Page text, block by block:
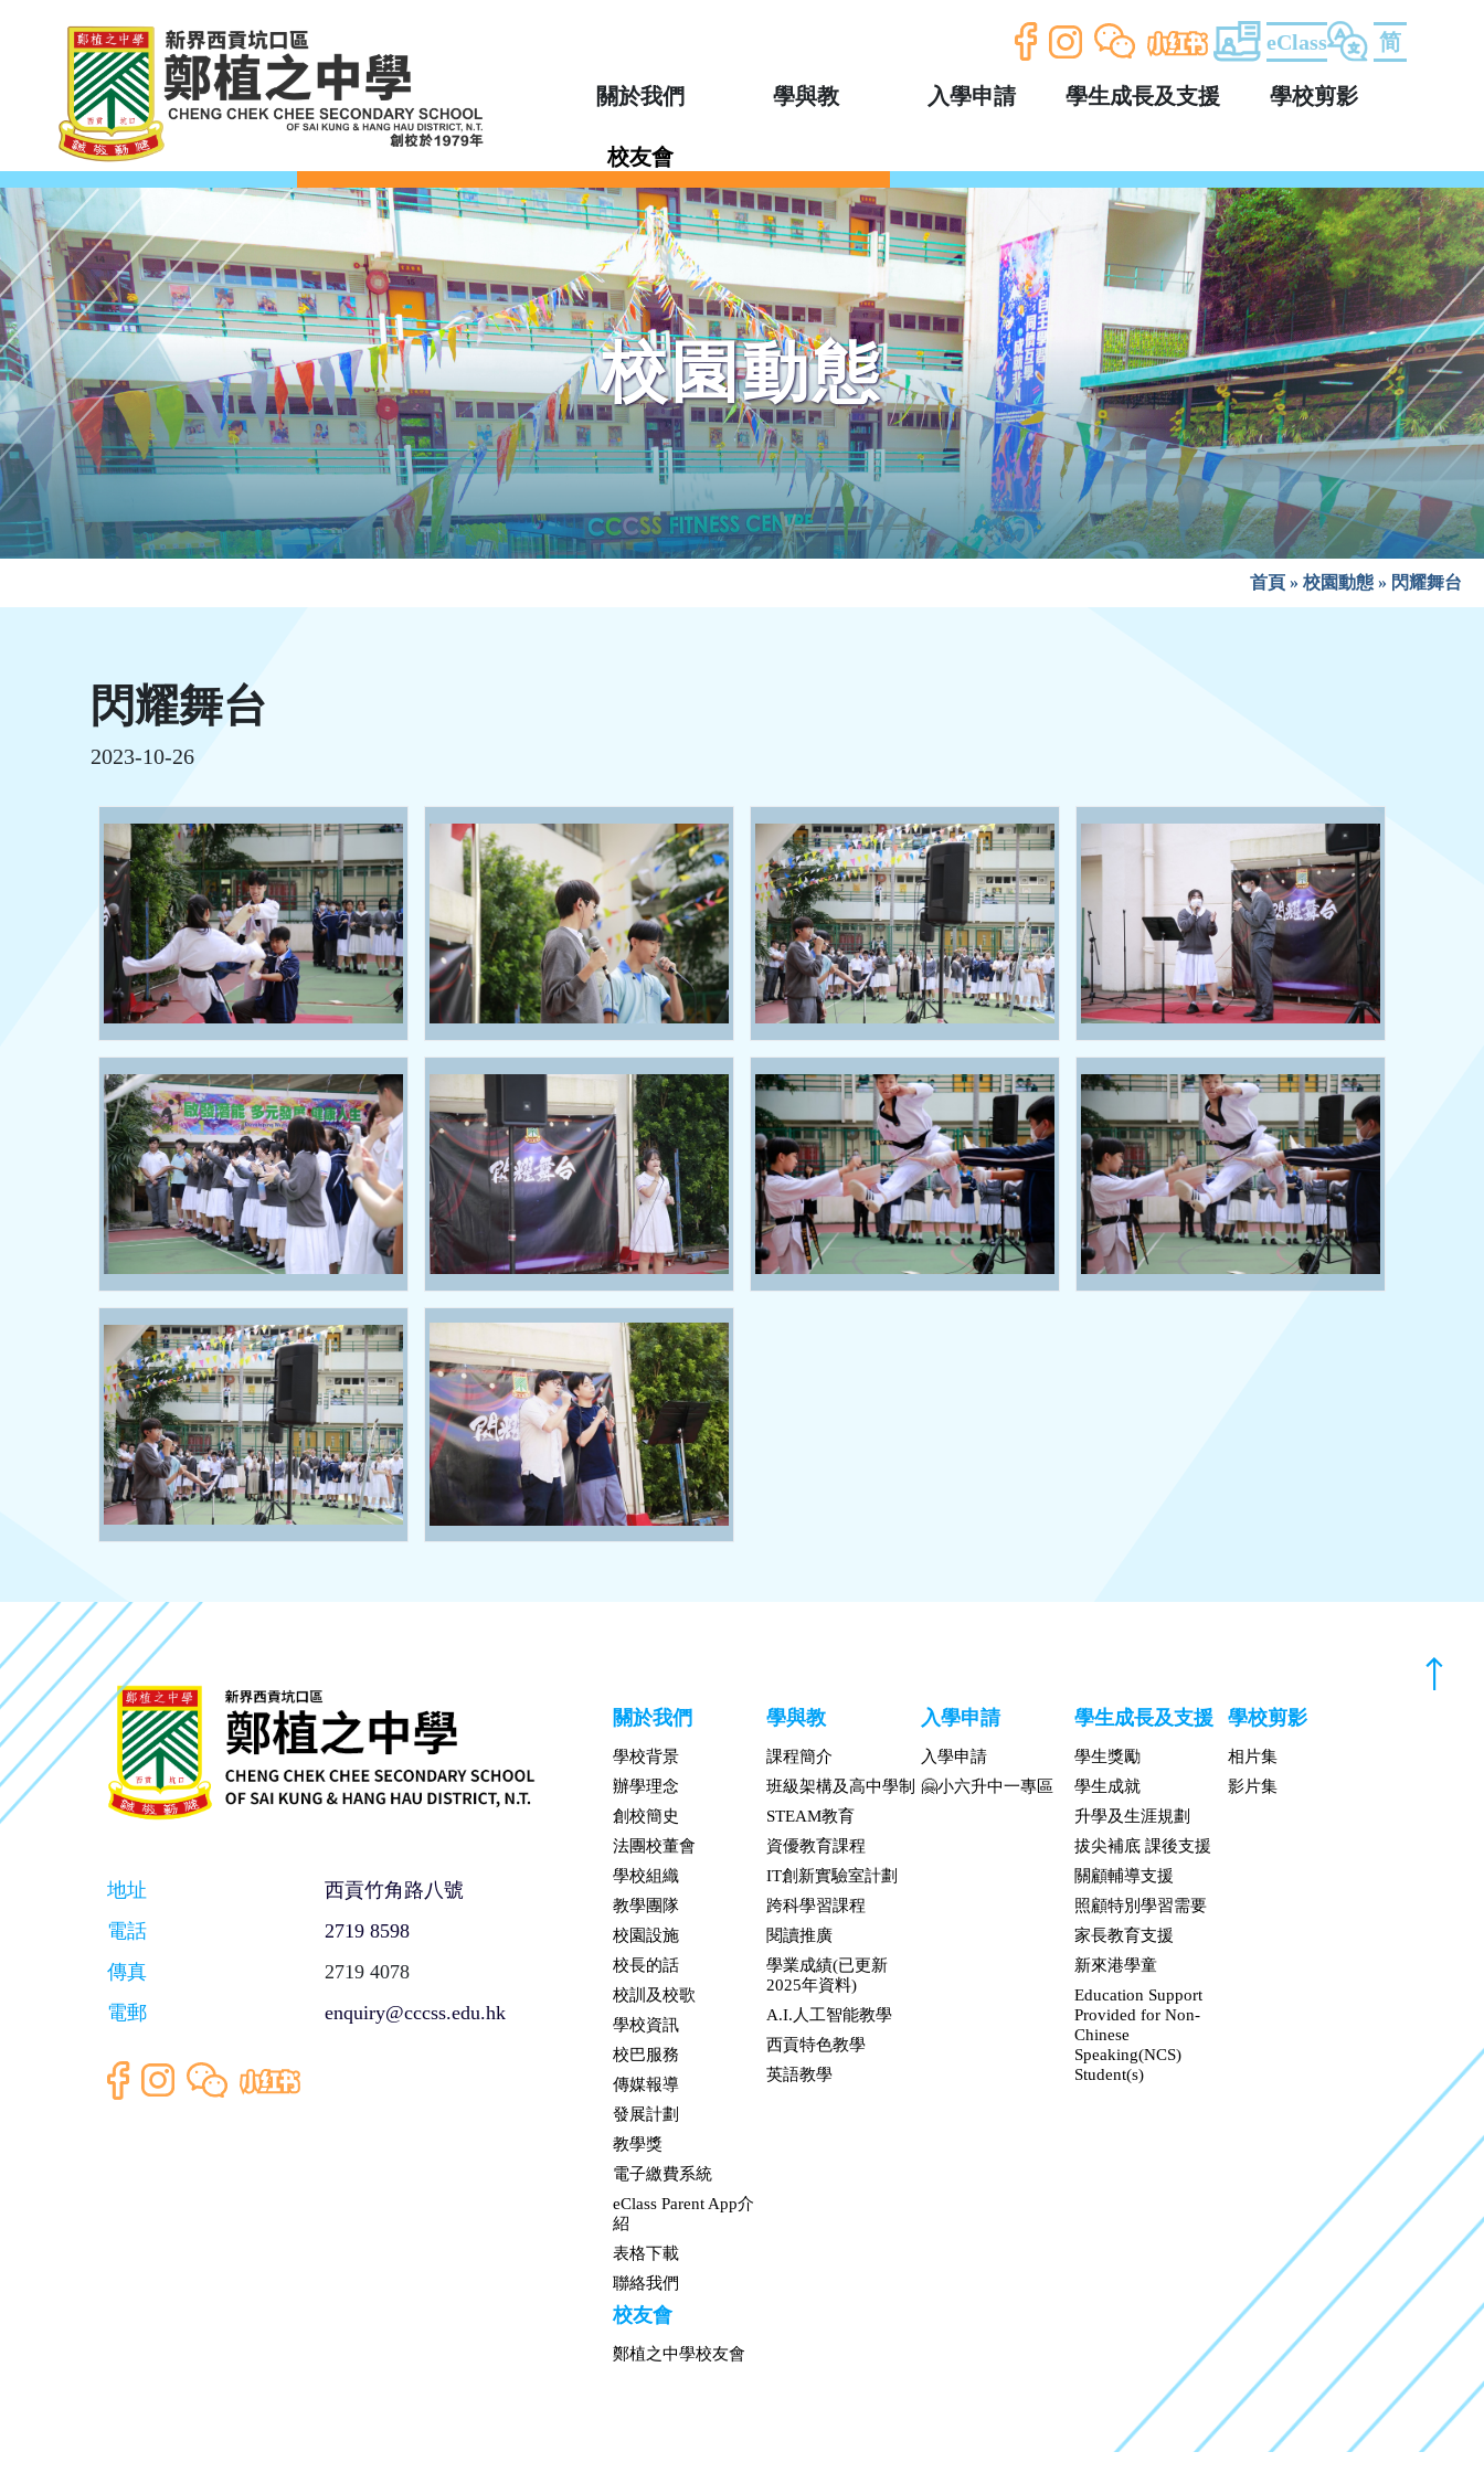
eClass 简
關於我們 學與教 入學申請 學生成長及支援 學校剪影
校友會
校園動態
首頁 » 校園動態 » 閃耀舞台
閃耀舞台
2023-10-26
地址
西貢竹角路八號
電話
2719 8598
傳真
2719 4078
電郵
enquiry@cccss.edu.hk
關於我們
學校背景
辦學理念
創校簡史
法團校董會
學校組織
教學團隊
校園設施
校長的話
校訓及校歌
學校資訊
校巴服務
傳媒報導
發展計劃
教學獎
電子繳費系統
eClass Parent App介
紹
表格下載
聯絡我們
學與教
課程簡介
班級架構及高中學制
STEAM教育
資優教育課程
IT創新實驗室計劃
跨科學習課程
閱讀推廣
學業成績(已更新
2025年資料)
A.I.人工智能教學
西貢特色教學
英語教學
入學申請
入學申請
🤗小六升中一專區
學生成長及支援
學生獎勵
學生成就
升學及生涯規劃
拔尖補底 課後支援
關顧輔導支援
照顧特別學習需要
家長教育支援
新來港學童
Education Support
Provided for Non-
Chinese
Speaking(NCS)
Student(s)
學校剪影
相片集
影片集
校友會
鄭植之中學校友會